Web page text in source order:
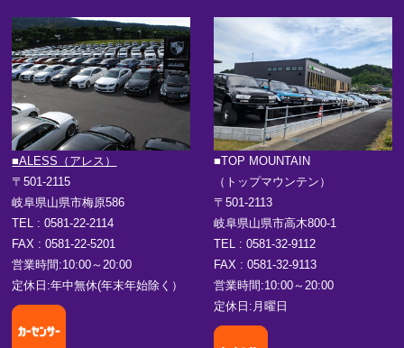
■ALESS（アレス）
〒501-2115
岐阜県山県市梅原586
TEL : 0581-22-2114
FAX : 0581-22-5201
営業時間:10:00～20:00
定休日:年中無休(年末年始除く）
■TOP MOUNTAIN
（トップマウンテン）
〒501-2113
岐阜県山県市高木800-1
TEL : 0581-32-9112
FAX : 0581-32-9113
営業時間:10:00～20:00
定休日:月曜日